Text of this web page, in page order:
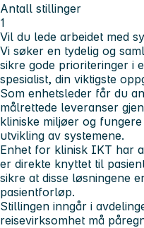
Antall stillinger
1
Vil du lede arbeidet med
Vi søker en tydelig og
sikre gode prioriteringer i
spesialist, din viktigste
Som enhetsleder får du
målrettede leveranser
kliniske miljøer og
utvikling av systemene.
Enhet for klinisk IKT har
er direkte knyttet til
sikre at disse løsningene
pasientforløp.
Stillingen inngår i
reisevirksomhet må